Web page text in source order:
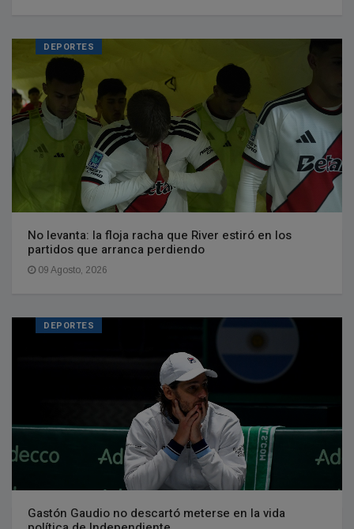
DEPORTES
No levanta: la floja racha que River estiró en los
partidos que arranca perdiendo
09 Agosto, 2026
DEPORTES
Gastón Gaudio no descartó meterse en la vida